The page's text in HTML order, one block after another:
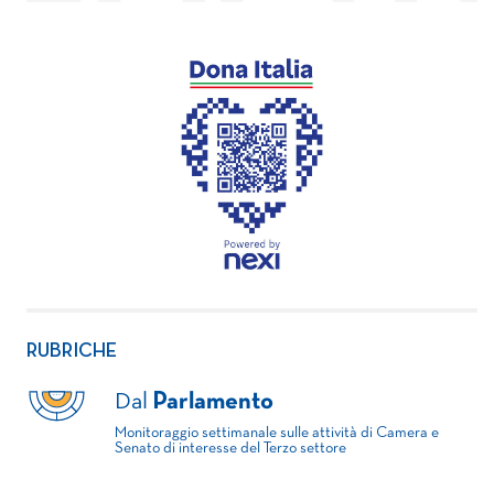
RUBRICHE
Dal Parlamento
Monitoraggio settimanale sulle attività di Camera e
Senato di interesse del Terzo settore